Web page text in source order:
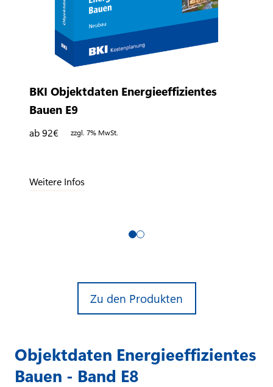
BKI Objektdaten Energieeffizientes
Bauen E9
ab 92€ zzgl. 7% MwSt.
Weitere Infos
Zu den Produkten
Objektdaten Energieeffizientes
Bauen - Band E8